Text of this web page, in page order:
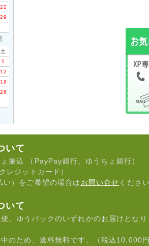
22
29
土
5
12
19
26
いて
振込 （PayPay銀行、ゆうちょ銀行）
レジットカード）
）をご希望の場合は お問い合せ くださ
いて
、ゆうパックのいずれかのお届けとなり
のため、送料無料です。（税込10,000